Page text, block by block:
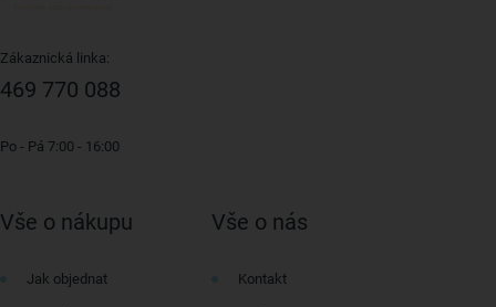
Zákaznická linka:
469 770 088
Po - Pá 7:00 - 16:00
Vše o nákupu
Jak objednat
Vše o nás
Kontakt